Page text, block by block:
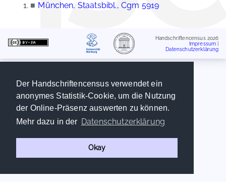
Der Handschriftencensus verwendet ein
anonymes Statistik-Cookie, um die Nutzung
der Online-Präsenz auswerten zu können.
Mehr dazu in der Datenschutzerklärung
Okay
■ München, Staatsbibl., Cgm 5919
Handschriftencensus 2026
Impressum
Datenschutzerklärung